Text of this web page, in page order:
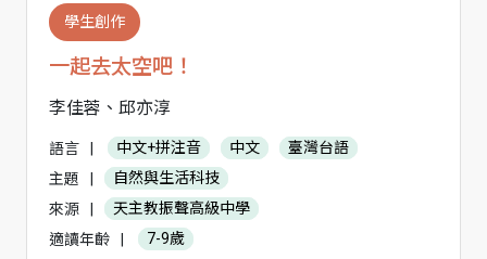
學生創作
一起去太空吧！
李佳蓉、邱亦淳
語言 中文+拼注音 中文
臺灣台語
主題
自然與生活科技
來源
天主教振聲高級中學
適讀年齡
7-9歲